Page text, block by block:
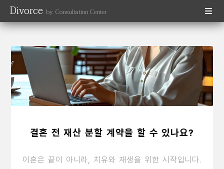
Divorce by Consultation Center
결혼 전 재산 분할 계약을 할 수 있나요?
이혼은 끝이 아니라, 치유와 재생을 위한 시작입니다.